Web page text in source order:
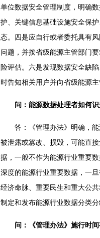
单位数据安全管理制度，明确
护、关键信息基础设施安全保
态。四是应自行或者委托具有
问题，并按省级能源主管部门
险评估。六是发现数据安全缺
时告知相关用户并向省级能源主
问：能源数据处理者如何
答：《管理办法》明确，能
被泄露或篡改、损毁，可能直
据，一般不作为能源行业重要
深度的能源行业重要数据，一
经济命脉、重要民生和重大公
制定和发布能源行业数据分类
问：《管理办法》施行时